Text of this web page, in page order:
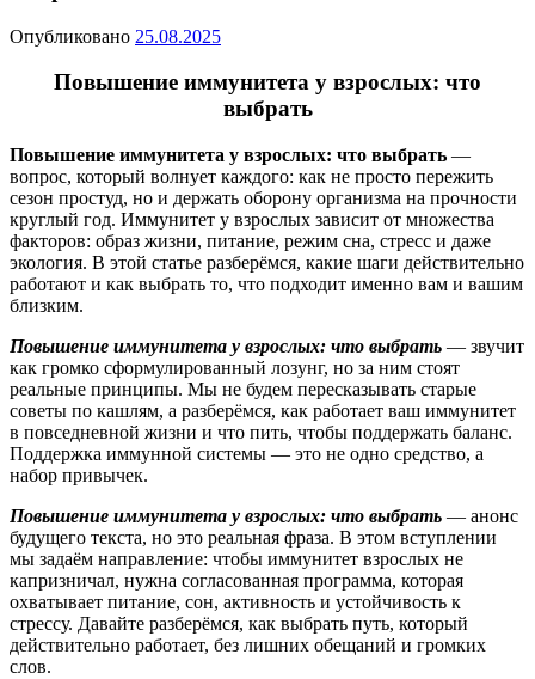
Опубликовано 25.08.2025
Повышение иммунитета у взрослых: что
выбрать
Повышение иммунитета у взрослых: что выбрать —
вопрос, который волнует каждого: как не просто пережить
сезон простуд, но и держать оборону организма на прочности
круглый год. Иммунитет у взрослых зависит от множества
факторов: образ жизни, питание, режим сна, стресс и даже
экология. В этой статье разберёмся, какие шаги действительно
работают и как выбрать то, что подходит именно вам и вашим
близким.
Повышение иммунитета у взрослых: что выбрать — звучит
как громко сформулированный лозунг, но за ним стоят
реальные принципы. Мы не будем пересказывать старые
советы по кашлям, а разберёмся, как работает ваш иммунитет
в повседневной жизни и что пить, чтобы поддержать баланс.
Поддержка иммунной системы — это не одно средство, а
набор привычек.
Повышение иммунитета у взрослых: что выбрать — анонс
будущего текста, но это реальная фраза. В этом вступлении
мы задаём направление: чтобы иммунитет взрослых не
капризничал, нужна согласованная программа, которая
охватывает питание, сон, активность и устойчивость к
стрессу. Давайте разберёмся, как выбрать путь, который
действительно работает, без лишних обещаний и громких
слов.